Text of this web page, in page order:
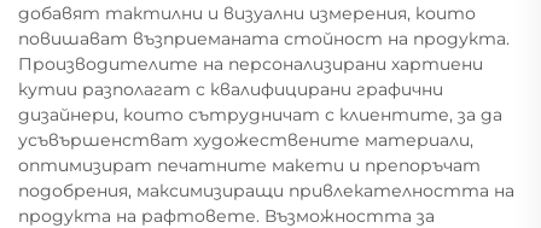
добавят тактилни и визуални измерения, които
повишават възприеманата стойност на продукта.
Производителите на персонализирани хартиени
кутии разполагат с квалифицирани графични
дизайнери, които сътрудничат с клиентите, за да
усъвършенстват художествените материали,
оптимизират печатните макети и препоръчат
подобрения, максимизиращи привлекателността на
продукта на рафтовете. Възможността за